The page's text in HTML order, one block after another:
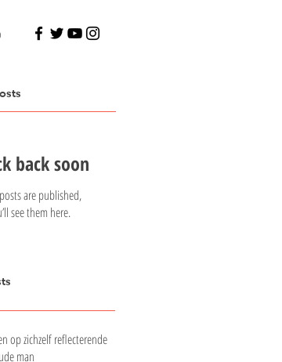
back soon
are published,
see them here.
op zichzelf reflecterende
man